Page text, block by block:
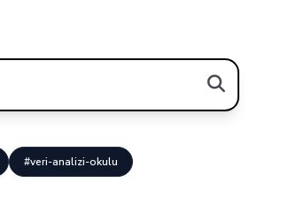
#veri-analizi-okulu